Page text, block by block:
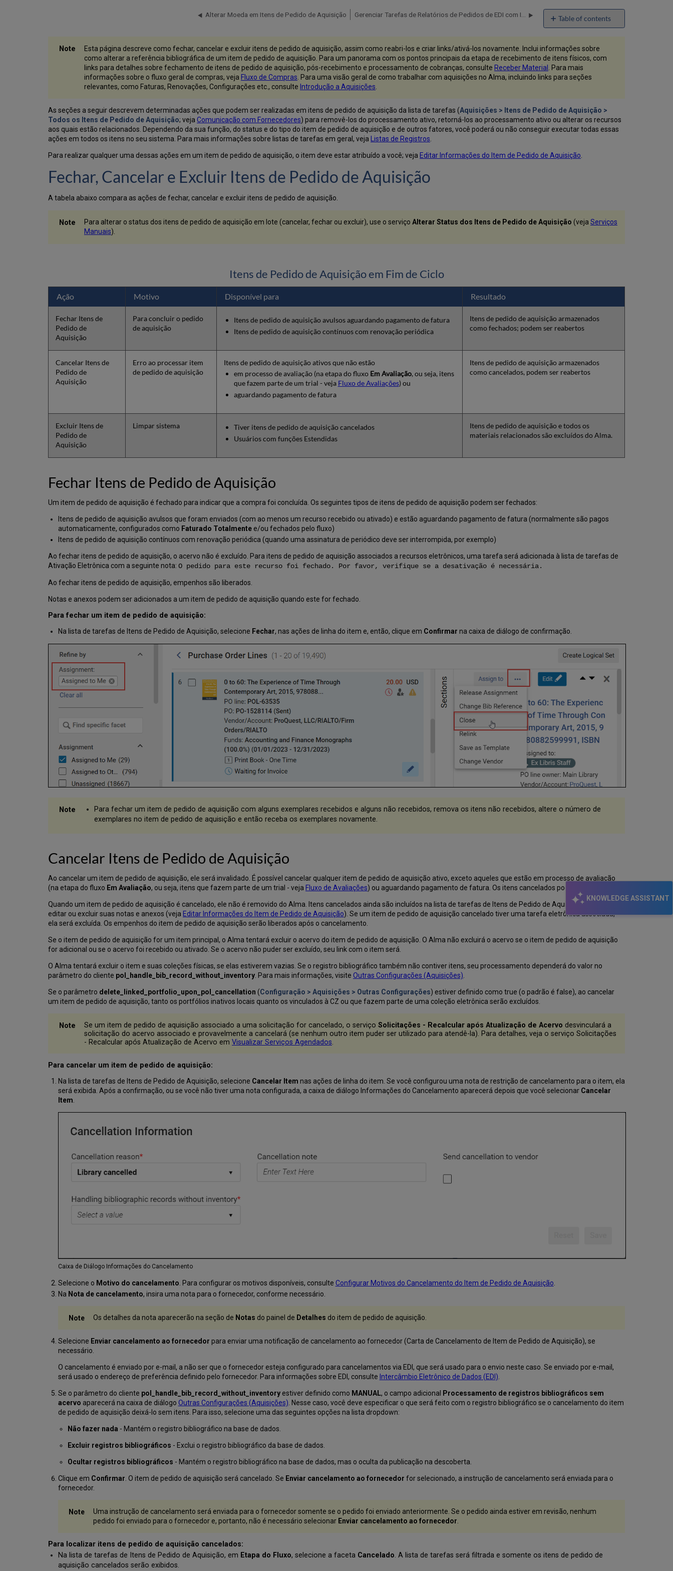
KNOWLEDGE ASSISTANT
Table of contents
e
Excluir
Itens
de
Aquisição
Fechar
Itens
Pedido
de
de
Aquisição
Aquisição
Links
de
e
Pedido
de
Itens
de
de
Aquisição
Alterar Moeda em Itens de Pedido de Aquisição
Esta página descreve como fechar, cancelar e excluir itens de pedido de aquisição, assim como reabri-los e criar links/ativá-los novamente. Inclui informações sobre
como alterar a referência bibliográfica de um item de pedido de aquisição. Para um panorama com os pontos principais da etapa de recebimento de itens físicos, com
links para detalhes sobre fechamento de itens de pedido de aquisição, pós-recebimento e processamento de cobranças, consulte Receber Material
. Para mais
informações sobre o fluxo geral de compras, veja Fluxo de Compras . Para uma visão geral de como trabalhar com aquisições no Alma, incluindo links para seções
relevantes, como Faturas, Renovações, Configurações etc., consulte Introdução a Aquisições
As seções a seguir descrevem determinadas ações que podem ser realizadas em itens de pedido de aquisição da lista de tarefas (Aquisições > Itens de Pedido de Aquisição >
Todos os Itens de Pedido de Aquisição; veja Comunicação com Fornecedores) para removê-los do processamento ativo, retorná-los ao processamento ativo ou alterar os recursos
aos quais estão relacionados. Dependendo da sua função, do status e do tipo do item de pedido de aquisição e de outros fatores, você poderá ou não conseguir executar todas essas
ações em todos os itens no seu sistema. Para mais informações sobre listas de tarefas em geral, veja Listas de Registros.
Para realizar qualquer uma dessas ações em um item de pedido de aquisição, o item deve estar atribuído a você; veja Editar Informações do Item de Pedido de Aquisição.
Fechar, Cancelar e Excluir Itens de Pedido de Aquisição
A tabela abaixo compara as ações de fechar, cancelar e excluir itens de pedido de aquisição.
Para alterar o status dos itens de pedido de aquisição em lote (cancelar, fechar ou excluir), use o serviço Alterar Status dos Itens de Pedido de Aquisição (veja Serviços
Manuais).
Itens de Pedido de Aquisição em Fim de Ciclo
Ação Motivo Disponível para Resultado
Fechar Itens de
Pedido de
Aquisição
Para concluir o pedido
de aquisição
Itens de pedido de aquisição avulsos aguardando pagamento de fatura
Itens de pedido de aquisição contínuos com renovação periódica
Itens de pedido de aquisição armazenados
como fechados; podem ser reabertos
Cancelar Itens de
Pedido de
Aquisição
Erro ao processar item
de pedido de aquisição
Itens de pedido de aquisição ativos que não estão
em processo de avaliação (na etapa do fluxo Em Avaliação, ou seja, itens
que fazem parte de um trial - veja Fluxo de Avaliações) ou
aguardando pagamento de fatura
Itens de pedido de aquisição armazenados
como cancelados, podem ser reabertos
Excluir Itens de
Pedido de
Aquisição
Limpar sistema
Tiver itens de pedido de aquisição cancelados
Usuários com funções Estendidas
Itens de pedido de aquisição e todos os
materiais relacionados são excluídos do Alma.
Fechar Itens de Pedido de Aquisição
Um item de pedido de aquisição é fechado para indicar que a compra foi concluída. Os seguintes tipos de itens de pedido de aquisição podem ser fechados:
Itens de pedido de aquisição avulsos que foram enviados (com ao menos um recurso recebido ou ativado) e estão aguardando pagamento de fatura (normalmente são pagos
automaticamente, configurados como Faturado Totalmentee/ou fechados pelo fluxo)
Itens de pedido de aquisição contínuos com renovação periódica (quando uma assinatura de periódico deve ser interrompida, por exemplo)
Ao fechar itens de pedido de aquisição, o acervo não é excluído. Para itens de pedido de aquisição associados a recursos eletrônicos, uma tarefa será adicionada à lista de tarefas de
Ativação Eletrônica com a seguinte nota: O pedido para este recurso foi fechado. Por favor, verifique se a desativação é necessária.
Ao fechar itens de pedido de aquisição, empenhos são liberados.
Notas e anexos podem ser adicionados a um item de pedido de aquisição quando este for fechado.
Para fechar um item de pedido de aquisição:
Na lista de tarefas de Itens de Pedido de Aquisição, selecione Fechar, nas ações de linha do item e, então, clique em Confirmar na caixa de diálogo de confirmação.
Para fechar um item de pedido de aquisição com alguns exemplares recebidos e alguns não recebidos, remova os itens não recebidos, altere o número de
exemplares no item de pedido de aquisição e então receba os exemplares novamente.
Cancelar Itens de Pedido de Aquisição
Ao cancelar um item de pedido de aquisição, ele será invalidado. É possível cancelar qualquer item de pedido de aquisição ativo, exceto aqueles que estão em processo de avaliação
(na etapa do fluxo Em Avaliação, ou seja, itens que fazem parte de um trial - veja Fluxo de Avaliações) ou aguardando pagamento de fatura. Os itens cancelados podem ser excluídos.
Quando um item de pedido de aquisição é cancelado, ele não é removido do Alma. Itens cancelados ainda são incluídos na lista de tarefas de Itens de Pedido de Aquisição e você pode
editar ou excluir suas notas e anexos (veja Editar Informações do Item de Pedido de Aquisição). Se um item de pedido de aquisição cancelado tiver uma tarefa eletrônica associada,
ela será excluída. Os empenhos do item de pedido de aquisição serão liberados após o cancelamento.
Se o item de pedido de aquisição for um item principal, o Alma tentará excluir o acervo do item de pedido de aquisição. O Alma não excluirá o acervo se o item de pedido de aquisição
for adicional ou se o acervo foi recebido ou ativado. Se o acervo não puder ser excluído, seu link com o item será.
O Alma tentará excluir o item e suas coleções físicas, se elas estiverem vazias. Se o registro bibliográfico também não contiver itens, seu processamento dependerá do valor no
parâmetro do cliente pol_handle_bib_record_without_inventory . Para mais informações, visite Outras Configurações (Aquisições)
Se o parâmetro delete_linked_portfolio_upon_pol_cancellation (Configuração > Aquisições > Outras Configurações) estiver definido como true (o padrão é false), ao cancelar
um item de pedido de aquisição, tanto os portfólios inativos locais quanto os vinculados à CZ ou que fazem parte de uma coleção eletrônica serão excluídos.
Se um item de pedido de aquisição associado a uma solicitação for cancelado, o serviço Solicitações - Recalcular após Atualização de Acervo desvinculará a
solicitação do acervo associado e provavelmente a cancelará (se nenhum outro item puder ser utilizado para atendê-la). Para detalhes, veja o serviço Solicitações
- Recalcular após Atualização de Acervo em Visualizar Serviços Agendados.
Para cancelar um item de pedido de aquisição:
Na lista de tarefas de Itens de Pedido de Aquisição, selecione Cancelar Item nas ações de linha do item. Se você configurou uma nota de restrição de cancelamento para o item, ela
será exibida. Após a confirmação, ou se você não tiver uma nota configurada, a caixa de diálogo Informações do Cancelamento aparecerá depois que você selecionar Cancelar
Item
Caixa de Diálogo Informações do Cancelamento
Selecione o Motivo do cancelamento . Para configurar os motivos disponíveis, consulte Configurar Motivos do Cancelamento do Item de Pedido de Aquisição
Na Nota de cancelamento, insira uma nota para o fornecedor, conforme necessário.
Os detalhes da nota aparecerão na seção de Notas do painel de Detalhes do item de pedido de aquisição.
Selecione Enviar cancelamento ao fornecedor para enviar uma notificação de cancelamento ao fornecedor (Carta de Cancelamento de Item de Pedido de Aquisição), se
necessário.
O cancelamento é enviado por e-mail, a não ser que o fornecedor esteja configurado para cancelamentos via EDI, que será usado para o envio neste caso. Se enviado por e-mail,
será usado o endereço de preferência definido pelo fornecedor. Para informações sobre EDI, consulte Intercâmbio Eletrônico de Dados (EDI)
Se o parâmetro do cliente pol_handle_bib_record_without_inventoryestiver definido como MANUAL, o campo adicional
Processamento de registros bibliográficos sem
acervo aparecerá na caixa de diálogo Outras Configurações (Aquisições) . Nesse caso, você deve especificar o que será feito com o registro bibliográfico se o cancelamento do item
de pedido de aquisição deixá-lo sem itens. Para isso, selecione uma das seguintes opções na lista dropdown:
Não fazer nada - Mantém o registro bibliográfico na base de dados.
Excluir registros bibliográficos - Exclui o registro bibliográfico da base de dados.
Ocultar registros bibliográficos - Mantém o registro bibliográfico na base de dados, mas o oculta da publicação na descoberta.
Clique em Confirmar . O item de pedido de aquisição será cancelado. Se Enviar cancelamento ao fornecedor for selecionado, a instrução de cancelamento será enviada para o
fornecedor.
Uma instrução de cancelamento será enviada para o fornecedor somente se o pedido foi enviado anteriormente. Se o pedido ainda estiver em revisão, nenhum
pedido foi enviado para o fornecedor e, portanto, não é necessário selecionar Enviar cancelamento ao fornecedor
Para localizar itens de pedido de aquisição cancelados:
Na lista de tarefas de Itens de Pedido de Aquisição, em Etapa do Fluxo, selecione a faceta Cancelado. A lista de tarefas será filtrada e somente os itens de pedido de
aquisição cancelados serão exibidos.